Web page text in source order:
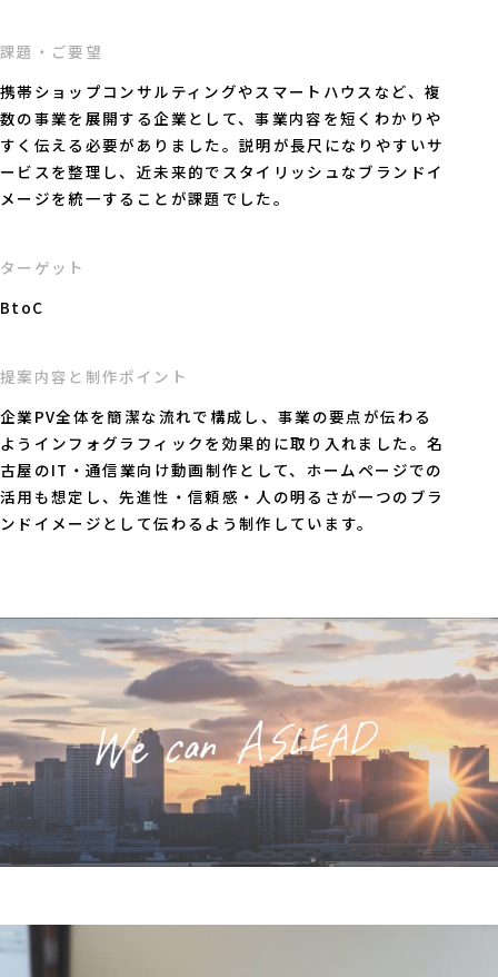
課題・ご要望
携帯ショップコンサルティングやスマートハウスなど、複
数の事業を展開する企業として、事業内容を短くわかりや
すく伝える必要がありました。説明が長尺になりやすいサ
ービスを整理し、近未来的でスタイリッシュなブランドイ
メージを統一することが課題でした。
ターゲット
BtoC
提案内容と制作ポイント
企業PV全体を簡潔な流れで構成し、事業の要点が伝わる
ようインフォグラフィックを効果的に取り入れました。名
古屋のIT・通信業向け動画制作として、ホームページでの
活用も想定し、先進性・信頼感・人の明るさが一つのブラ
ンドイメージとして伝わるよう制作しています。